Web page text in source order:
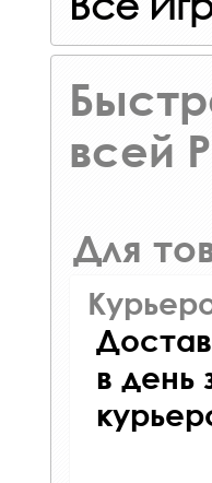
всей
Для
в день